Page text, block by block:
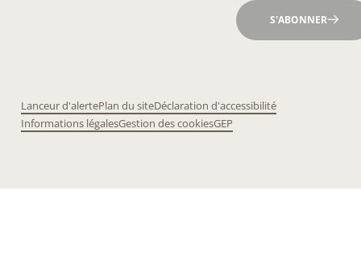
S'ABONNER
Lanceur d'alertePlan du siteDéclaration d'accessibilité
Informations légalesGestion des cookiesGEP